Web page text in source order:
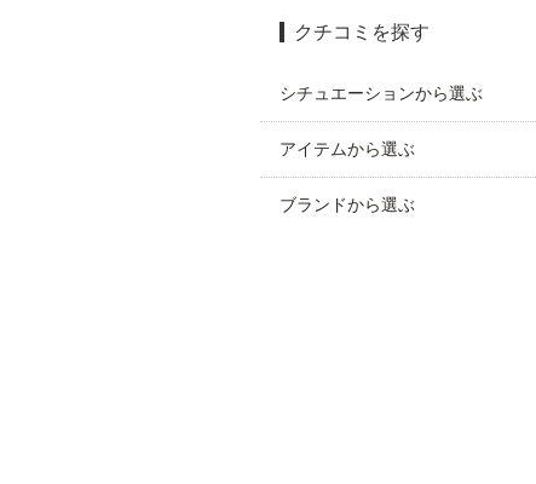
クチコミを探す
シチュエーションから選ぶ
アイテムから選ぶ
ブランドから選ぶ